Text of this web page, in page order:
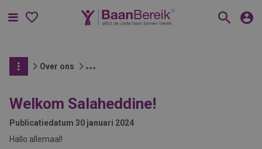
Menu
Over ons
Welkom Salaheddine!
Publicatiedatum 30 januari 2024
Hallo allemaal!